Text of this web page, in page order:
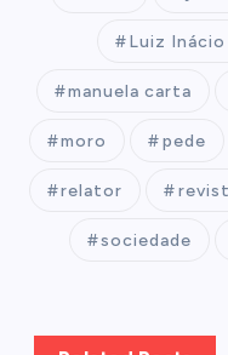
Luiz Inácio
manuela carta
moro pede
relator
sociedade